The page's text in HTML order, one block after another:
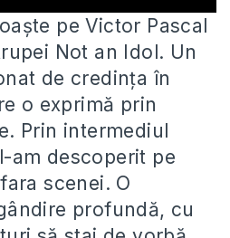
pe Victor Pascal
Not an Idol. Un
de credința în
o exprimă prin
Prin intermediul
am descoperit pe
scenei. O
profundă, cu